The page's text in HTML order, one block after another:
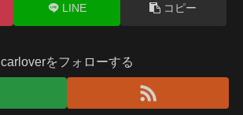
LINE コピー
carloverをフォローする